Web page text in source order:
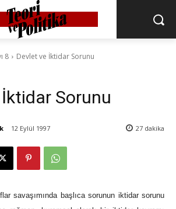
8 Devlet ve İktidar Sorunu
Sorunu
12 Eylül 1997 27 dakika
savaşımında başlıca sorunun iktidar sorunu